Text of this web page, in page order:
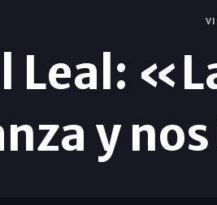
VI
Leal:
y